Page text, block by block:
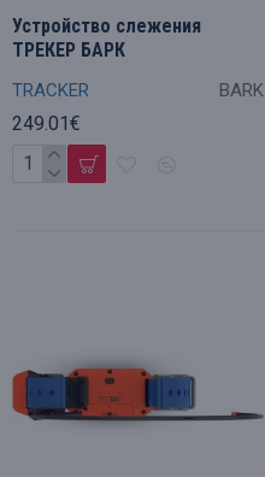
TRACKER BARK
Устройство слежения
ТРЕКЕР БАРК
249.01€